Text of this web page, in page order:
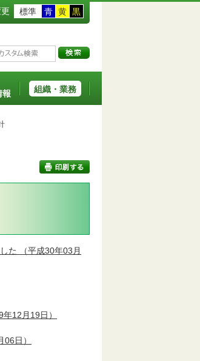
標準 青 黄 黒
報
組織・業務
た
（平成30年03月
年12月19日）
06日）